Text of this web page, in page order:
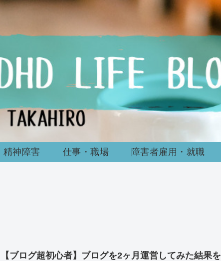
精神障害 仕事・職場 障害者雇用・就職
【ブログ超初心者】ブログを2ヶ月運営してみた結果を